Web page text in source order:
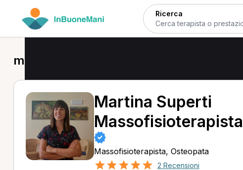
Ricerca
massaggio decontratturante a Aosta
Martina Superti
Massofisioterapista
Massofisioterapista, Osteopata
2 Recensioni